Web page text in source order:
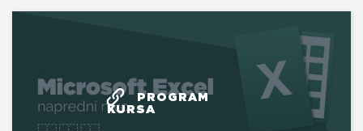
PROGRAM
KURSA